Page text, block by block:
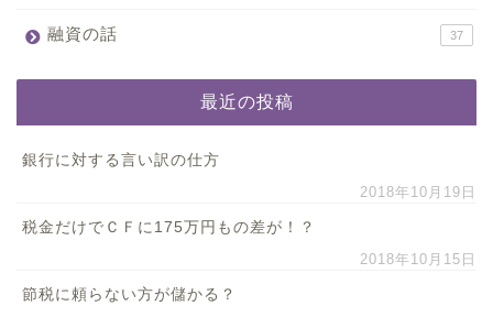
融資の話 37
最近の投稿
銀行に対する言い訳の仕方
2018年10月19日
税金だけでＣＦに175万円もの差が！？
2018年10月15日
節税に頼らない方が儲かる？